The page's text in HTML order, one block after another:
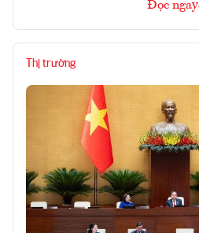
Đọc ngay
Thị trường